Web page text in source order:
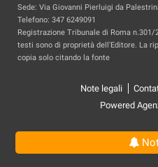
Sede: Via Giovanni Pierluigi da
Telefono: 347 6249091
Registrazione Tribunale di Roma
testi sono di proprietà dell'Editore. La
copia solo citando la fonte
Note legali
Powered